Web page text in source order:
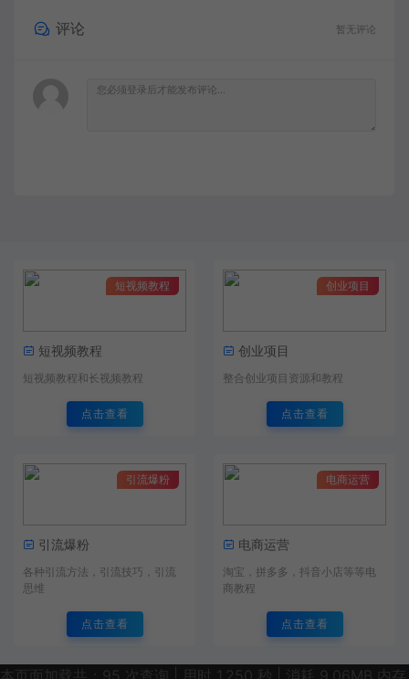
评论 暂无评论
短视频教程
短视频教程
短视频教程和长视频教程
点击查看
创业项目
创业项目
整合创业项目资源和教程
点击查看
引流爆粉
引流爆粉
各种引流方法，引流技巧，引流
思维
点击查看
电商运营
电商运营
淘宝，拼多多，抖音小店等等电
商教程
点击查看
本页面加载共：95 次查询 | 用时 1.250 秒 | 消耗 9.06MB 内存